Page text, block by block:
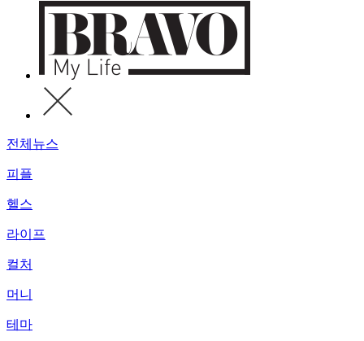
전체뉴스
피플
헬스
라이프
컬처
머니
테마